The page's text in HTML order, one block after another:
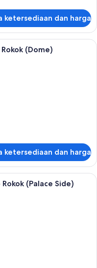
ketersediaan dan harga
Twin Superior, Bebas Asap
(Dome)
ketersediaan dan harga
Twin Comfort, Bebas Asap
(Palace Side)